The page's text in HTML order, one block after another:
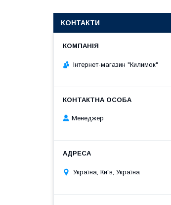
КОНТАКТИ
Інтернет-магазин "Килимок"
Менеджер
Україна, Київ, Україна